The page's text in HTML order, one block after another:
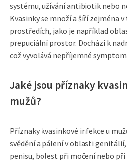
systému, užívání antibiotik nebo
Kvasinky se množí a šíří zejména
prostředích, jako je například
prepuciální prostor. Dochází k
což vyvolává nepříjemné
Jaké jsou příznaky
mužů?
Příznaky kvasinkové infekce u
svědění a pálení v oblasti
penisu, bolest při močení nebo